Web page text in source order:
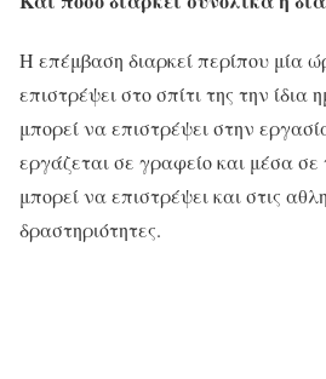
Η επέμβαση διαρκεί περίπου μία
επιστρέψει στο σπίτι της την ίδια
μπορεί να επιστρέψει στην
εργάζεται σε γραφείο και μέσα σε
μπορεί να επιστρέψει και στις
δραστηριότητες.